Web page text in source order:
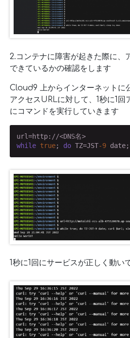
2.コンテナに障害が起きた際に、
できているかの確認をします
Cloud9 上からインターネットに
アクセスURLに対して、1秒に1回
にコマンドを実行していきます
url=http: //<DNS名>
while true; do TZ=JST-9 date;
1秒に1回にサービスが正しく動い